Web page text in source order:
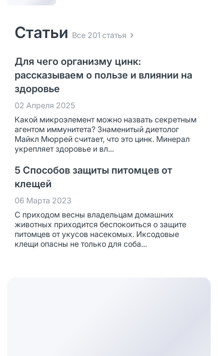
Статьи Все 201 статья
Для чего организму цинк:
рассказываем о пользе и влиянии на
здоровье
02 Апреля 2025
Какой микроэлемент можно назвать секретным
агентом иммунитета? Знаменитый диетолог
Майкл Мюррей считает, что это цинк. Минерал
укрепляет здоровье и вл...
5 Способов защиты питомцев от
клещей
06 Марта 2023
С приходом весны владельцам домашних
животных приходится беспокоиться о защите
питомцев от укусов насекомых. Иксодовые
клещи опасны не только для соба...